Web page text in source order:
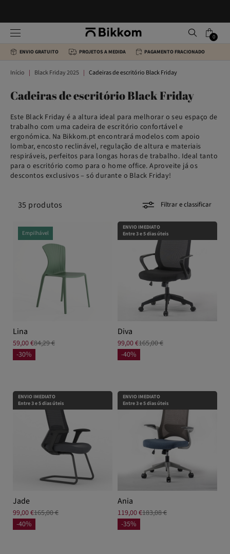
0
ENVIO GRATUITO PROJETOS A MEDIDA PAGAMENTO FRACIONADO
Início Black Friday 2025 Cadeiras de escritório Black Friday
Cadeiras de escritório Black Friday
Este Black Friday é a altura ideal para melhorar o seu espaço de
trabalho com uma cadeira de escritório confortável e
ergonómica. Na Bikkom.pt encontrará modelos com apoio
lombar, encosto reclinável, regulação de altura e materiais
respiráveis, perfeitos para longas horas de trabalho. Ideal tanto
para o escritório como para o home office. Aproveite já os
descontos exclusivos – só durante o Black Friday!
Filtrar e classificar
35 produtos
Empilhável
Lina
59,00 €84,29 €
-30%
ENVIO IMEDIATO
Entre 3 e 5 dias úteis
Diva
99,00 €165,00 €
-40%
ENVIO IMEDIATO
Entre 3 e 5 dias úteis
Jade
99,00 €165,00 €
-40%
ENVIO IMEDIATO
Entre 3 e 5 dias úteis
Ania
119,00 €183,08 €
-35%